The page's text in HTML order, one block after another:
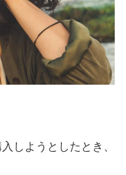
しようとしたとき、